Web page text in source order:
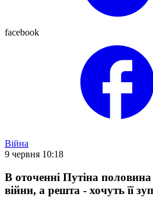
facebook
Війна
9 червня 10:18
В оточенні Путіна
війни, а решта - хочуть її